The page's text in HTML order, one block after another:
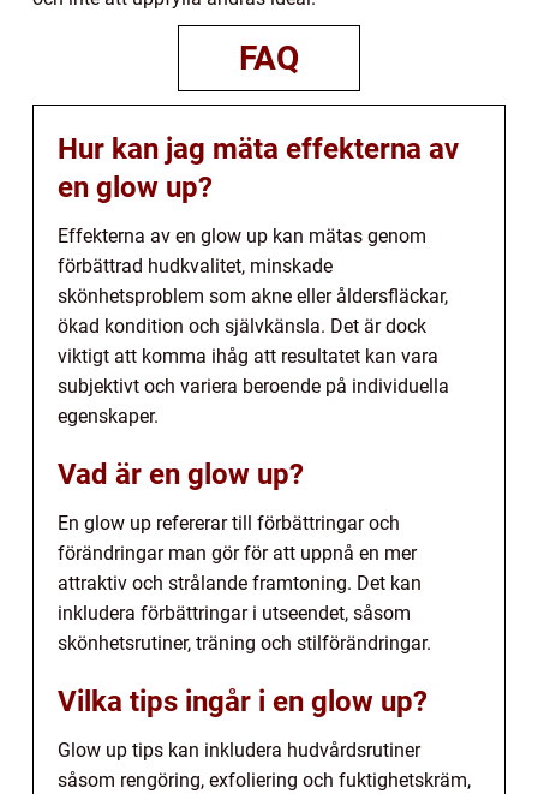
FAQ
Hur kan jag mäta effekterna av
en glow up?
Effekterna av en glow up kan mätas genom
förbättrad hudkvalitet, minskade
skönhetsproblem som akne eller åldersfläckar,
ökad kondition och självkänsla. Det är dock
viktigt att komma ihåg att resultatet kan vara
subjektivt och variera beroende på individuella
egenskaper.
Vad är en glow up?
En glow up refererar till förbättringar och
förändringar man gör för att uppnå en mer
attraktiv och strålande framtoning. Det kan
inkludera förbättringar i utseendet, såsom
skönhetsrutiner, träning och stilförändringar.
Vilka tips ingår i en glow up?
Glow up tips kan inkludera hudvårdsrutiner
såsom rengöring, exfoliering och fuktighetskräm,